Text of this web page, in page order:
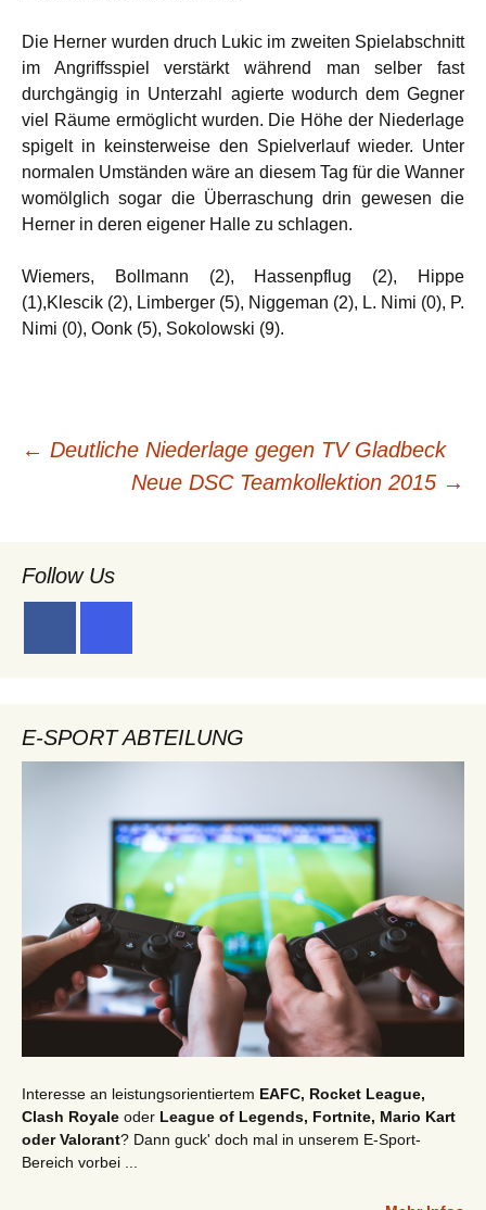
Die Herner wurden druch Lukic im zweiten Spielabschnitt
im Angriffsspiel verstärkt während man selber fast
durchgängig in Unterzahl agierte wodurch dem Gegner
viel Räume ermöglicht wurden. Die Höhe der Niederlage
spigelt in keinsterweise den Spielverlauf wieder. Unter
normalen Umständen wäre an diesem Tag für die Wanner
womölglich sogar die Überraschung drin gewesen die
Herner in deren eigener Halle zu schlagen.
Wiemers, Bollmann (2), Hassenpflug (2), Hippe
(1),Klescik (2), Limberger (5), Niggeman (2), L. Nimi (0), P.
Nimi (0), Oonk (5), Sokolowski (9).
Beitragsnavigation
← Deutliche Niederlage gegen TV Gladbeck
Neue DSC Teamkollektion 2015 →
Follow Us
E-SPORT ABTEILUNG
Interesse an leistungsorientiertem EAFC, Rocket League,
Clash Royale oder League of Legends, Fortnite, Mario Kart
oder Valorant? Dann guck' doch mal in unserem E-Sport-
Bereich vorbei ...